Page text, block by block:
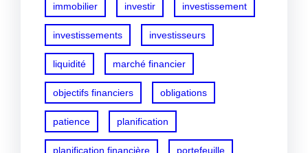
immobilier investir investissement
investissements investisseurs
liquidité marché financier
objectifs financiers obligations
patience planification
planification financière portefeuille